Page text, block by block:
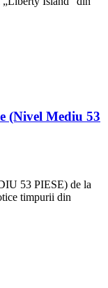
(Nivel Mediu 53
53 PIESE) de la
timpurii din